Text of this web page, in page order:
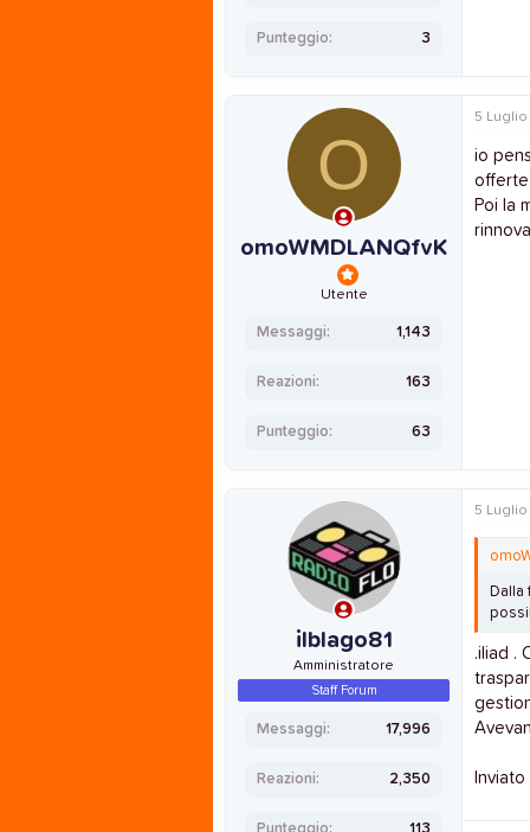
Punteggio 3
O
omoWMDLANQfvK
Utente
Messaggi 1,143
Reazioni 163
Punteggio 63
5 Luglio
io
offerte
Poi la
ilblago81
Amministratore
Staff Forum
Messaggi 17,996
Reazioni 2,350
5 Luglio
.iliad .
Inviato